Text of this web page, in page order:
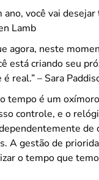
ano, você vai
Lamb
agora, neste
está criando seu
é real.” – Sara
tempo é um
controle, e o
de
A gestão de
o tempo que